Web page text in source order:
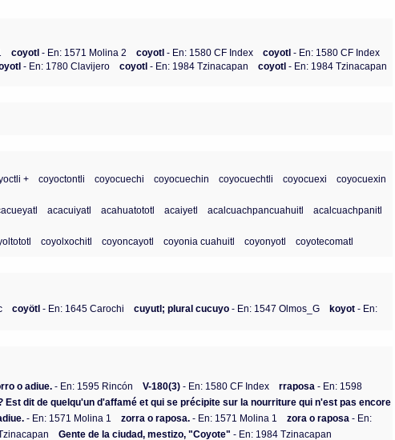
coyotl- En: 1571 Molina 2 coyotl- En: 1580 CF Index coyotl- En: 1580 CF Index
- En: 1780 Clavijero coyotl- En: 1984 Tzinacapan coyotl- En: 1984 Tzinacapan
+ coyoctontli coyocuechi coyocuechin coyocuechtli coyocuexi coyocuexin
acacuiyatl acahuatototl acaiyetl acalcuachpancuahuitl
acalcuachpanitl
coyolxochitl coyoncayotl coyonia cuahuitl coyonyotl
coyotecomatl
coyötl - En: 1645 Carochi cuyutl; plural cucuyo - En: 1547 Olmos_G koyot - En:
o adiue. - En: 1595 Rincón V-180(3) - En: 1580 CF Index rraposa - En: 1598
dit de quelqu'un d'affamé et qui se précipite sur la nourriture qui n'est pas encore
- En: 1571 Molina 1 zorra o raposa. - En: 1571 Molina 1 zora o raposa - En:
Gente de la ciudad, mestizo, "Coyote" - En: 1984 Tzinacapan